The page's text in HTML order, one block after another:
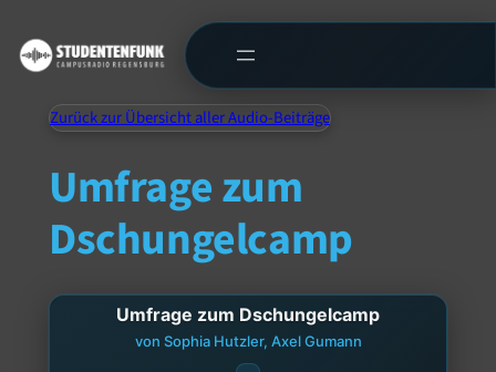
Zurück zur Übersicht aller Audio-Beiträge
Umfrage zum
Dschungelcamp
Umfrage zum Dschungelcamp
von Sophia Hutzler, Axel Gumann